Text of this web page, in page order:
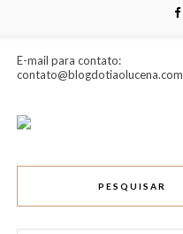
E-mail para contato:
contato@blogdotiaolucena.com
PESQUISAR